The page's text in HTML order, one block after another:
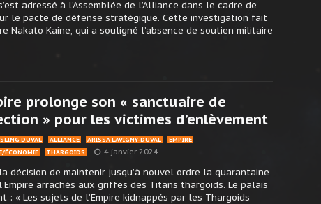
adressé à l’Assemblée de l’Alliance dans le cadre de
le pacte de défense stratégique. Cette investigation fait
Nakato Kaine, qui a souligné l’absence de soutien militaire
prolonge son « sanctuaire de
» pour les victimes d’enlèvement
DUVAL ALLIANCE ARISSA LAVIGNY-DUVAL
EMPIRE
ÉCONOMIE
THARGOIDS 4 janvier 2024
décision de maintenir jusqu’à nouvel ordre la quarantaine
arrachés aux griffes des Titans thargoids. Le palais
: « Les sujets de l’Empire kidnappés par les Thargoids